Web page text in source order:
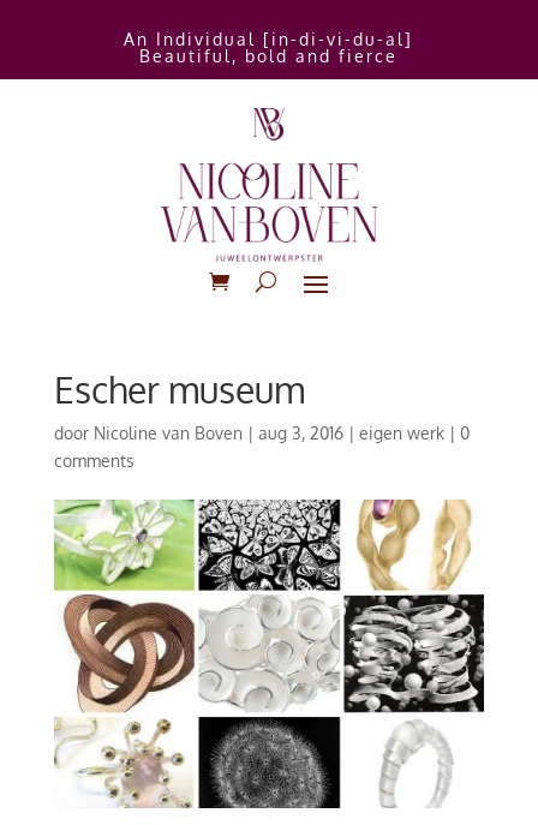
An Individual [in-di-vi-du-al]
Beautiful, bold and fierce
Escher museum
door Nicoline van Boven| aug 3, 2016| eigen werk| 0
comments